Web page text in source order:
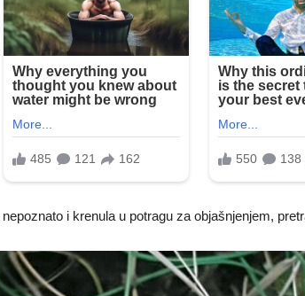
i krenula u potragu za objašnjenjem,